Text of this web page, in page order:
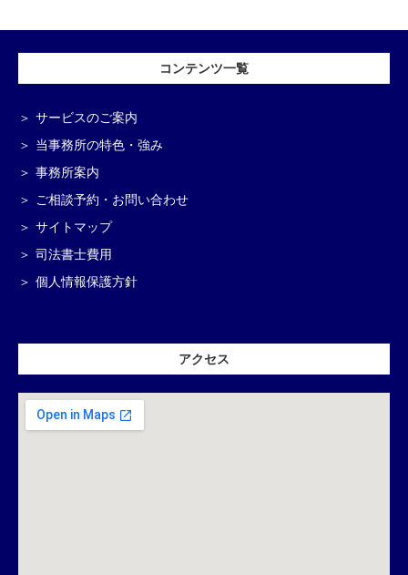
コンテンツ一覧
サービスのご案内
当事務所の特色・強み
事務所案内
ご相談予約・お問い合わせ
サイトマップ
司法書士費用
個人情報保護方針
アクセス